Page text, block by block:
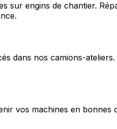
sur engins de chantier.
dans nos camions-
vos machines en